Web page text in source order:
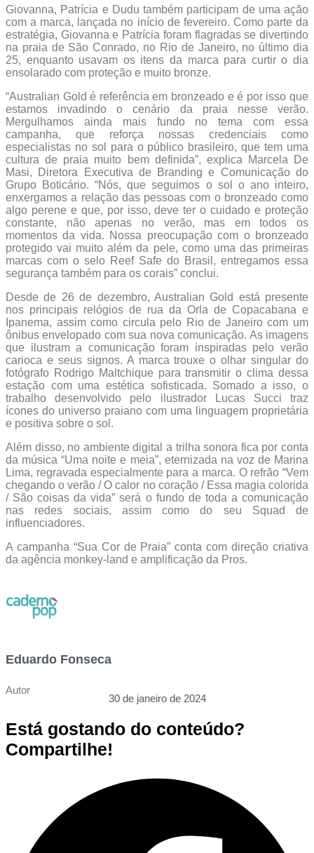
Giovanna, Patrícia e Dudu também participam de uma ação
com a marca, lançada no início de fevereiro. Como parte da
estratégia, Giovanna e Patrícia foram flagradas se divertindo
na praia de São Conrado, no Rio de Janeiro, no último dia
25, enquanto usavam os itens da marca para curtir o dia
ensolarado com proteção e muito bronze.
“Australian Gold é referência em bronzeado e é por isso que
estamos invadindo o cenário da praia nesse verão.
Mergulhamos ainda mais fundo no tema com essa
campanha, que reforça nossas credenciais como
especialistas no sol para o público brasileiro, que tem uma
cultura de praia muito bem definida”, explica Marcela De
Masi, Diretora Executiva de Branding e Comunicação do
Grupo Boticário. “Nós, que seguimos o sol o ano inteiro,
enxergamos a relação das pessoas com o bronzeado como
algo perene e que, por isso, deve ter o cuidado e proteção
constante, não apenas no verão, mas em todos os
momentos da vida. Nossa preocupação com o bronzeado
protegido vai muito além da pele, como uma das primeiras
marcas com o selo Reef Safe do Brasil, entregamos essa
segurança também para os corais” conclui.
Desde de 26 de dezembro, Australian Gold está presente
nos principais relógios de rua da Orla de Copacabana e
Ipanema, assim como circula pelo Rio de Janeiro com um
ônibus envelopado com sua nova comunicação. As imagens
que ilustram a comunicação foram inspiradas pelo verão
carioca e seus signos. A marca trouxe o olhar singular do
fotógrafo Rodrigo Maltchique para transmitir o clima dessa
estação com uma estética sofisticada. Somado a isso, o
trabalho desenvolvido pelo ilustrador Lucas Succi traz
ícones do universo praiano com uma linguagem proprietária
e positiva sobre o sol.
Além disso, no ambiente digital a trilha sonora fica por conta
da música “Uma noite e meia”, eternizada na voz de Marina
Lima, regravada especialmente para a marca. O refrão “Vem
chegando o verão / O calor no coração / Essa magia colorida
/ São coisas da vida” será o fundo de toda a comunicação
nas redes sociais, assim como do seu Squad de
influenciadores.
A campanha “Sua Cor de Praia” conta com direção criativa
da agência monkey-land e amplificação da Pros.
Eduardo Fonseca
Autor
30 de janeiro de 2024
Está gostando do conteúdo?
Compartilhe!